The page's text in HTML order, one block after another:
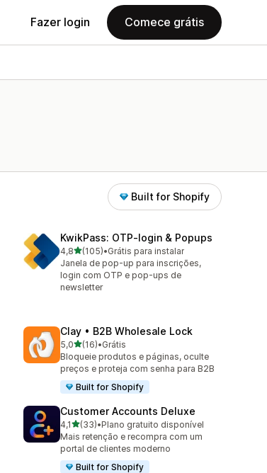
Fazer login Comece grátis
Built for Shopify
KwikPass: OTP‑login & Popups
4,8de 5 estrelas
(105)
105 avaliações ao todo
•Grátis para instalar
Janela de pop-up para inscrições,
login com OTP e pop-ups de
newsletter
Clay • B2B Wholesale Lock
5,0de 5 estrelas
(16)
16 avaliações ao todo
•Grátis
Bloqueie produtos e páginas, oculte
preços e proteja com senha para B2B
Built for Shopify
Customer Accounts Deluxe
4,1de 5 estrelas
(33)
33 avaliações ao todo
•Plano gratuito disponível
Mais retenção e recompra com um
portal de clientes moderno
Built for Shopify